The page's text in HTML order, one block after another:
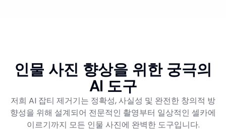
인물 사진 향상을 위한 궁극의
AI 도구
저희 AI 잡티 제거기는 정확성, 사실성 및 완전한 창의적 방
향성을 위해 설계되어 전문적인 촬영부터 일상적인 셀카에
이르기까지 모든 인물 사진에 완벽한 도구입니다.